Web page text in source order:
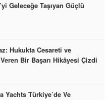
Geleceğe Taşıyan Güçlü
Hukukta Cesareti ve
Bir Başarı Hikâyesi Çizdi
Yachts Türkiye’de Ve